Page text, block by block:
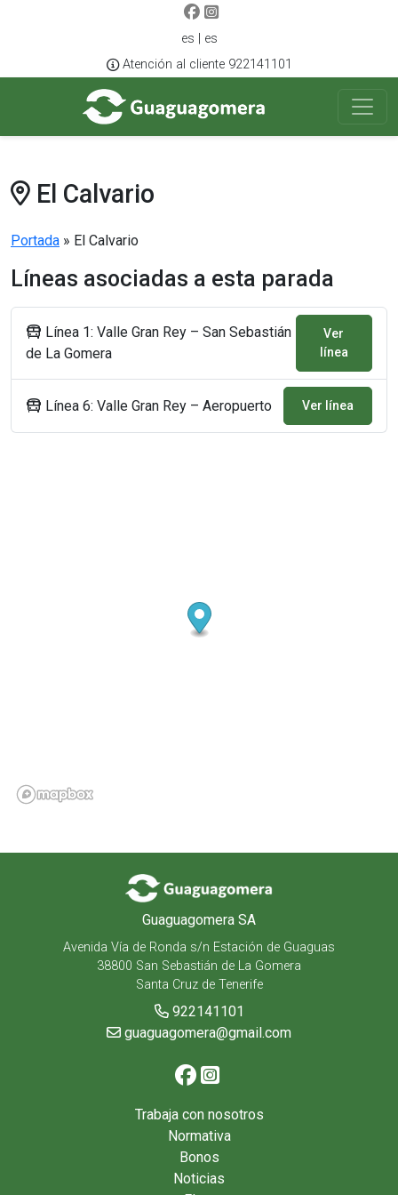
es | es
Atención al cliente 922141101
El Calvario
Portada » El Calvario
Líneas asociadas a esta parada
Línea 1: Valle Gran Rey – San Sebastián
de La Gomera
Ver
línea
Línea 6: Valle Gran Rey – Aeropuerto Ver línea
Guaguagomera SA
Avenida Vía de Ronda s/n Estación de Guaguas
38800 San Sebastián de La Gomera
Santa Cruz de Tenerife
922141101
guaguagomera@gmail.com
Trabaja con nosotros
Normativa
Bonos
Noticias